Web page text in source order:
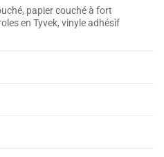
papier couché à fort
en Tyvek, vinyle adhésif